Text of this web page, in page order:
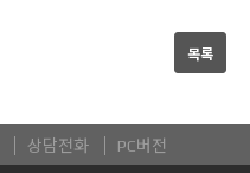
목록
상담전화 PC버전